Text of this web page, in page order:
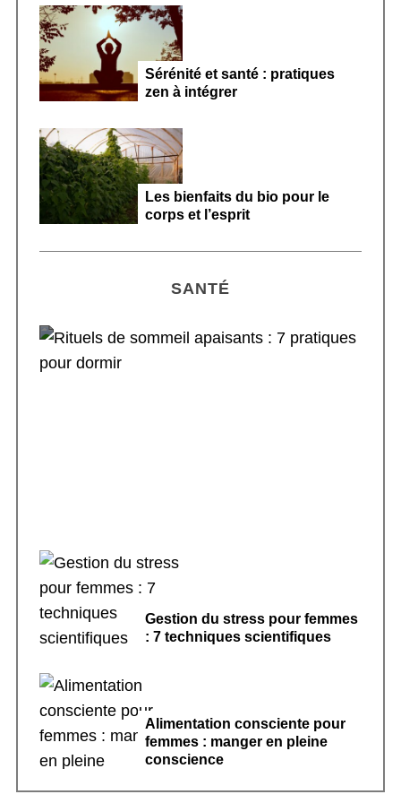
Sérénité et santé : pratiques
zen à intégrer
Les bienfaits du bio pour le
corps et l’esprit
SANTÉ
Gestion du stress pour femmes
: 7 techniques scientifiques
Alimentation consciente pour
femmes : manger en pleine
conscience